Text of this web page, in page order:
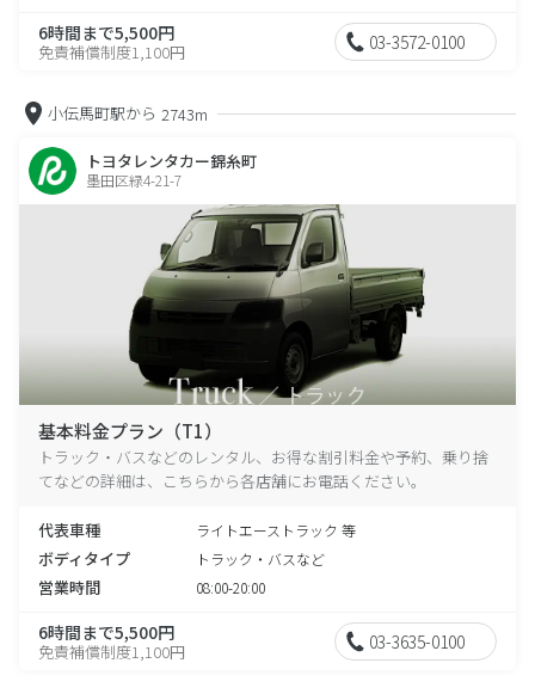
6時間まで5,500円
免責補償制度1,100円 03-3572-0100
小伝馬町駅から 2743m
トヨタレンタカー錦糸町
墨田区緑4-21-7
基本料金プラン（T1）
トラック・バスなどのレンタル、お得な割引料金や予約、乗り捨
てなどの詳細は、こちらから各店舗にお電話ください。
代表車種 ライトエーストラック 等
ボディタイプ トラック・バスなど
営業時間 08:00-20:00
6時間まで5,500円
免責補償制度1,100円 03-3635-0100